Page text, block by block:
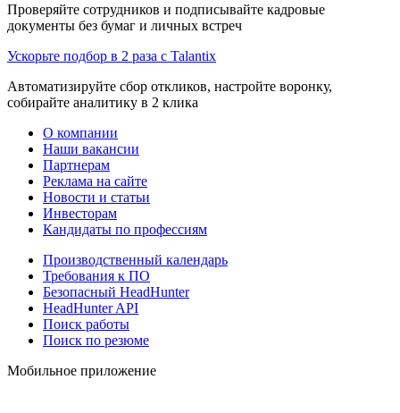
Проверяйте сотрудников и подписывайте кадровые
документы без бумаг и личных встреч
Ускорьте подбор в 2 раза с Talantix
Автоматизируйте сбор откликов, настройте воронку,
собирайте аналитику в 2 клика
О компании
Наши вакансии
Партнерам
Реклама на сайте
Новости и статьи
Инвесторам
Кандидаты по профессиям
Производственный календарь
Требования к ПО
Безопасный HeadHunter
HeadHunter API
Поиск работы
Поиск по резюме
Мобильное приложение